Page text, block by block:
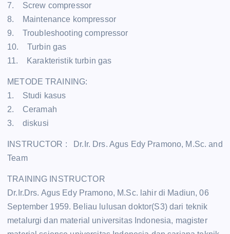
7. Screw compressor
8. Maintenance kompressor
9. Troubleshooting compressor
10. Turbin gas
11. Karakteristik turbin gas
METODE TRAINING:
1. Studi kasus
2. Ceramah
3. diskusi
INSTRUCTOR : Dr.Ir. Drs. Agus Edy Pramono, M.Sc. and
Team
TRAINING INSTRUCTOR
Dr.Ir.Drs. Agus Edy Pramono, M.Sc. lahir di Madiun, 06
September 1959. Beliau lulusan doktor(S3) dari teknik
metalurgi dan material universitas Indonesia, magister